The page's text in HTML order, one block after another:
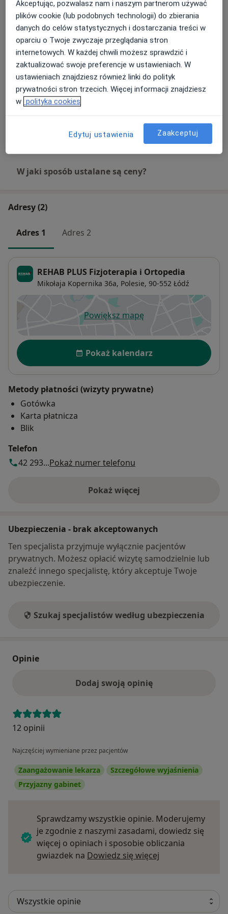
Fizjoterapia dzieci
Od 199 zł Szczegóły Umów wizytę
Kontrola chodu
199 zł Szczegóły Umów wizytę
Rehabilitacja dzieci
W jaki sposób ustalane są ceny?
Adresy (2)
Adres 1 Adres 2
REHAB PLUS Fizjoterapia i Ortopedia
Mikołaja Kopernika 36a, Polesie, 90-552 Łódź
Powiększ mapęotwiera się w nowej karcie
Dostępność
Pokaż kalendarz
Metody płatności (wizyty prywatne)
Gotówka
Karta płatnicza
Blik
Telefon
42 293...Pokaż numer telefonu
Pokaż więcej
o adresie
Ubezpieczenia - brak akceptowanych
Ten specjalista przyjmuje wyłącznie pacjentów
prywatnych. Możesz opłacić wizytę samodzielnie lub
znaleźć innego specjalistę, który akceptuje Twoje
ubezpieczenie.
Szukaj specjalistów według ubezpieczenia
Opinie
Dodaj swoją opinię
12 opinii
Najczęściej wymieniane przez pacjentów
Zaangażowanie lekarza
Szczegółowe wyjaśnienia
Przyjazny gabinet
Sprawdzamy wszystkie opinie. Moderujemy
je zgodnie z naszymi zasadami, dowiedz się
więcej o opiniach i sposobie obliczania
gwiazdek na Dowiedz się więcej
Akceptując, pozwalasz nam i naszym partnerom używać
plików cookie (lub podobnych technologii) do zbierania
danych do celów statystycznych i dostarczania treści w
oparciu o Twoje zwyczaje przeglądania stron
internetowych. W każdej chwili możesz sprawdzić i
zaktualizować swoje preferencje w ustawieniach. W
ustawieniach znajdziesz również linki do polityk
prywatności stron trzecich. Więcej informacji znajdziesz
w polityka cookies
Edytuj ustawienia Zaakceptuj